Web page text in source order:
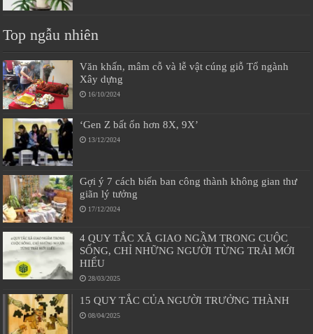
Top ngẫu nhiên
Văn khấn, mâm cỗ và lễ vật cúng giỗ Tổ ngành
Xây dựng
16/10/2024
‘Gen Z bất ổn hơn 8X, 9X’
13/12/2024
Gợi ý 7 cách biến ban công thành không gian thư
giãn lý tưởng
17/12/2024
4 QUY TẮC XÃ GIAO NGẦM TRONG CUỘC
SỐNG, CHỈ NHỮNG NGƯỜI TỪNG TRẢI MỚI
HIỂU
28/03/2025
15 QUY TẮC CỦA NGƯỜI TRƯỞNG THÀNH
08/04/2025